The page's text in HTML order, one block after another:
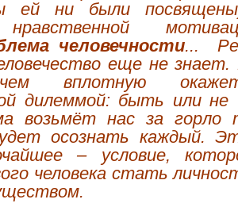
ей ни были
человечности...
еще не
вплотную
дилеммой: быть или не
возьмёт нас за горло
осознать каждый.
– условие,
человека стать